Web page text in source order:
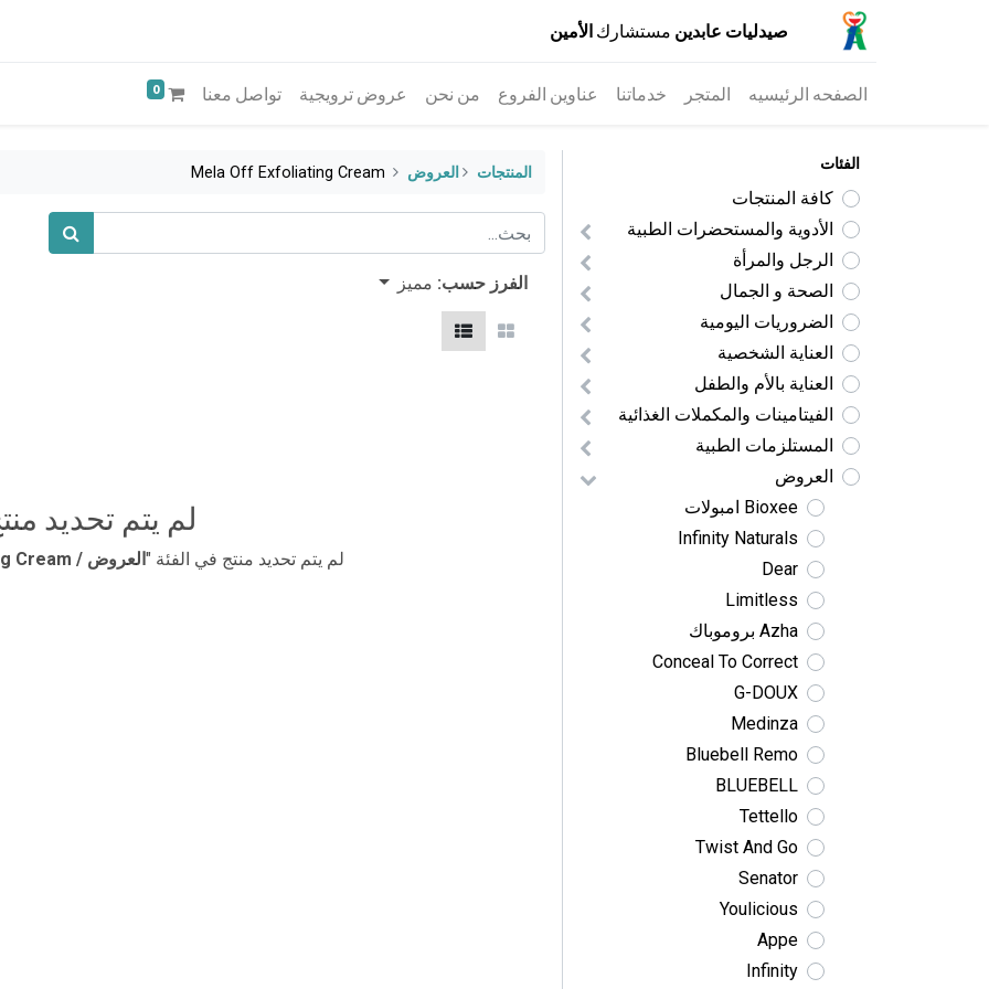
صيدليات عابدين مستشارك الأمين
الصفحه الرئيسيه المتجر خدماتنا عناوين الفروع من نحن عروض ترويجية تواصل معنا 0
الفئات
كافة المنتجات
الأدوية والمستحضرات الطبية
الرجل والمرأة
الصحة و الجمال
الضروريات اليومية
العناية الشخصية
العناية بالأم والطفل
الفيتامينات والمكملات الغذائية
المستلزمات الطبية
​العروض
Bioxee امبولات
Infinity Naturals
Dear
Limitless
Azha بروموباك
Conceal To Correct
G-DOUX
Medinza
Bluebell Remo
BLUEBELL
Tettello
Twist And Go
Senator
Youlicious
Appe
Infinity
المنتجات ​العروض Mela Off Exfoliating Cream
الفرز حسب: مميز
لم يتم تحديد
لم يتم تحديد منتج في الفئة " ​العروض / Mela Off Exfoliating Cream